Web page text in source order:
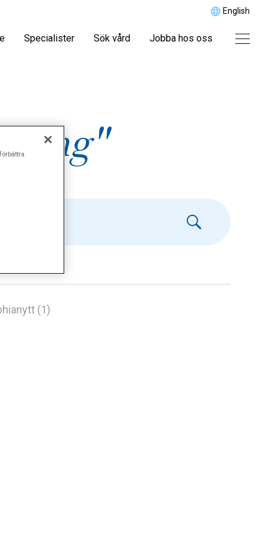
English
Specialister Sök vård Jobba hos oss
(1)